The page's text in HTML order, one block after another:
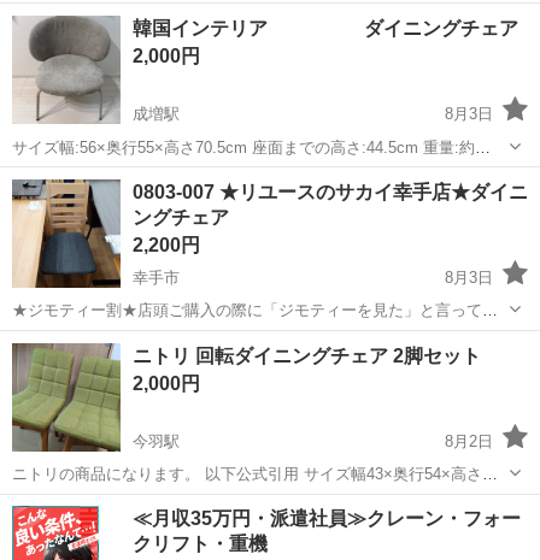
しておりません。 あらかじめご了承ください。 ●商品情報
CALLIGARIS スキップダイニングチェアー ホワイト 1人掛け ●詳細
な状態 ...
埼玉 入間市 武蔵藤沢駅 CALLIGARIS
韓国インテリア ダイニングチェア
2,000円
成増駅
8月3日
サイズ幅:56×奥行55×高さ70.5cm 座面までの高さ:44.5cm 重量:約
5.8kg 座面カラー:グレージュ 脚部カラー:ライトクレージュ 3ヶ月前に
購入、ほぼ未使用で状態はきれいです。 組み立てた状態でお渡し...
埼玉 和光市 椅子
0803-007 ★リユースのサカイ幸手店★ダイニ
ングチェア
2,200円
幸手市
8月3日
★ジモティー割★店頭ご購入の際に「ジモティーを見た」と言ってい
ただくとジモティー限定価格（掲載価格の10%OFF）でご購入が可能
です。 必ずご精算前にスタッフまでお伝えくださいませ。 ---------------
-...
埼玉 幸手市 椅子 サカイ
ニトリ 回転ダイニングチェア 2脚セット
2,000円
今羽駅
8月2日
ニトリの商品になります。 以下公式引用 サイズ幅43×奥行54×高さ
81cm 素材ラバーウッド 重量約8kg カラーダークブラウン 7年ほど前
に購入、4～5年使用し、直近2年は保管していました。 写真にもあり
ますが、全体...
埼玉 さいたま市 今羽駅 椅子
≪月収35万円・派遣社員≫クレーン・フォー
クリフト・重機